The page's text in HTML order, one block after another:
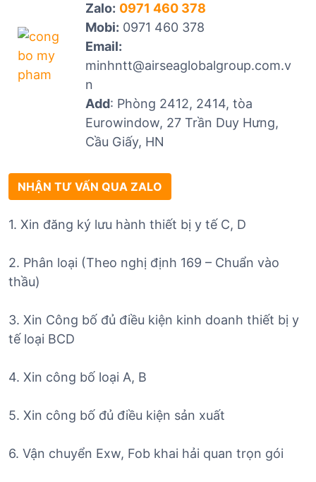
Zalo: 0971 460 378
Mobi: 0971 460 378
Email:
minhntt@airseaglobalgroup.com.v
n
Add: Phòng 2412, 2414, tòa
Eurowindow, 27 Trần Duy Hưng,
Cầu Giấy, HN
NHẬN TƯ VẤN QUA ZALO
1. Xin đăng ký lưu hành thiết bị y tế C, D
2. Phân loại (Theo nghị định 169 – Chuẩn vào
thầu)
3. Xin Công bố đủ điều kiện kinh doanh thiết bị y
tế loại BCD
4. Xin công bố loại A, B
5. Xin công bố đủ điều kiện sản xuất
6. Vận chuyển Exw, Fob khai hải quan trọn gói